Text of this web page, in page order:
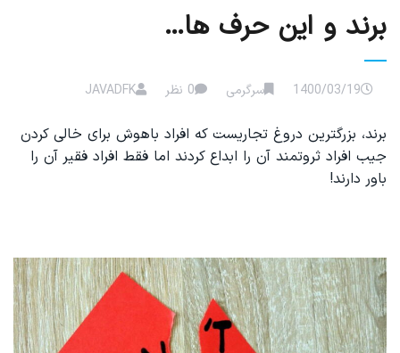
برند و این حرف ها…
1400/03/19 سرگرمی 0 نظر JAVADFK
برند، بزرگترین دروغ تجاریست که افراد باهوش برای خالی کردن
جیب افراد ثروتمند آن‌ را ابداع کردند اما فقط افراد فقیر آن را
باور دارند!